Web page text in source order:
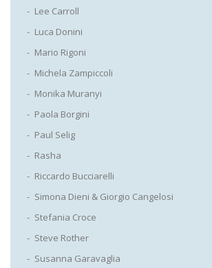
Lee Carroll
Luca Donini
Mario Rigoni
Michela Zampiccoli
Monika Muranyi
Paola Borgini
Paul Selig
Rasha
Riccardo Bucciarelli
Simona Dieni & Giorgio Cangelosi
Stefania Croce
Steve Rother
Susanna Garavaglia